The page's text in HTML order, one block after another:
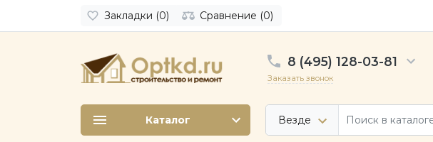
Закладки (0) Сравнение (0)
8 (495) 128-03-81
Заказать звонок
Везде
Каталог